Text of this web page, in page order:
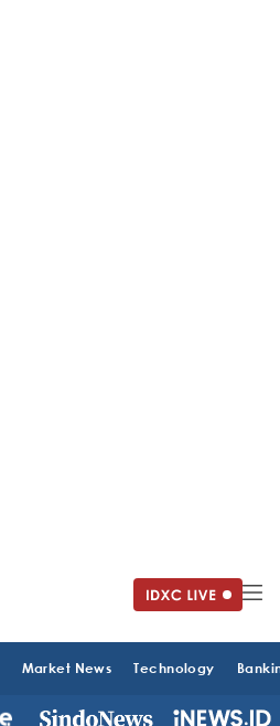
Market News Technology